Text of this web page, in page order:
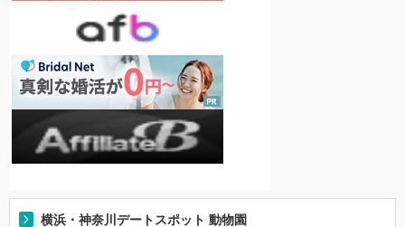
横浜・神奈川デートスポット 動物園